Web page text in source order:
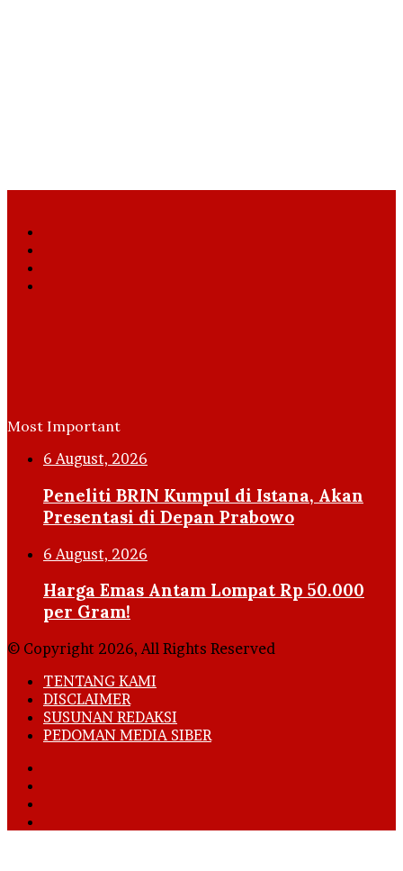
Most Important
6 August, 2026
Peneliti BRIN Kumpul di Istana, Akan
Presentasi di Depan Prabowo
6 August, 2026
Harga Emas Antam Lompat Rp 50.000
per Gram!
© Copyright 2026, All Rights Reserved
TENTANG KAMI
DISCLAIMER
SUSUNAN REDAKSI
PEDOMAN MEDIA SIBER